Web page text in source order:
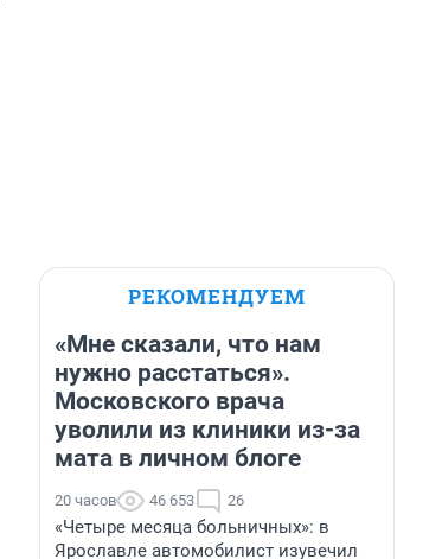
РЕКОМЕНДУЕМ
«Мне сказали, что нам
нужно расстаться».
Московского врача
уволили из клиники из-за
мата в личном блоге
20 часов 46 653 26
«Четыре месяца больничных»: в
Ярославле автомобилист изувечил